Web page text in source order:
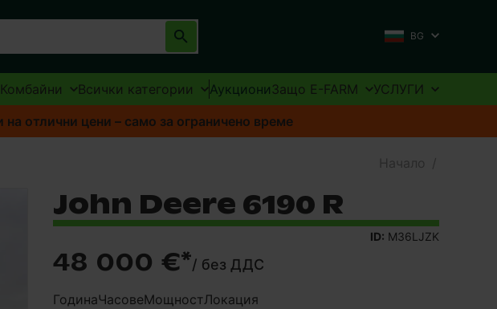
BG
Комбайни Всички категории АукциониЗащо E-FARM
УСЛУГИ
отлични цени – само за ограничено време
Начало /
John Deere 6190 R
ID: M36LJZK
48 000 €*/ без ДДС
ГодинаЧасовеМощностЛокация